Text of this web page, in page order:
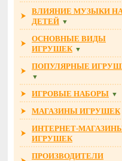
ВЛИЯНИЕ МУЗЫКИ
ДЕТЕЙ ▼
ОСНОВНЫЕ ВИДЫ
ИГРУШЕК ▼
ПОПУЛЯРНЫЕ
▼
ИГРОВЫЕ НАБОРЫ ▼
МАГАЗИНЫ ИГРУШЕК
ИНТЕРНЕТ-
ИГРУШЕК
ПРОИЗВОДИТЕЛИ